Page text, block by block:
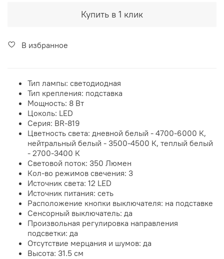
Купить в 1 клик
В избранное
Тип лампы: светодиодная
Тип крепления: подставка
Мощность: 8 Вт
Цоколь: LED
Серия: BR-819
Цветность света: дневной белый - 4700-6000 К,
нейтральный белый - 3500-4500 К, теплый белый
- 2700-3400 К
Световой поток: 350 Люмен
Кол-во режимов свечения: 3
Источник света: 12 LED
Источник питания: сеть
Расположение кнопки выключателя: на подставке
Сенсорный выключатель: да
Произвольная регулировка направления
подсветки: да
Отсутствие мерцания и шумов: да
Высота: 31.5 см